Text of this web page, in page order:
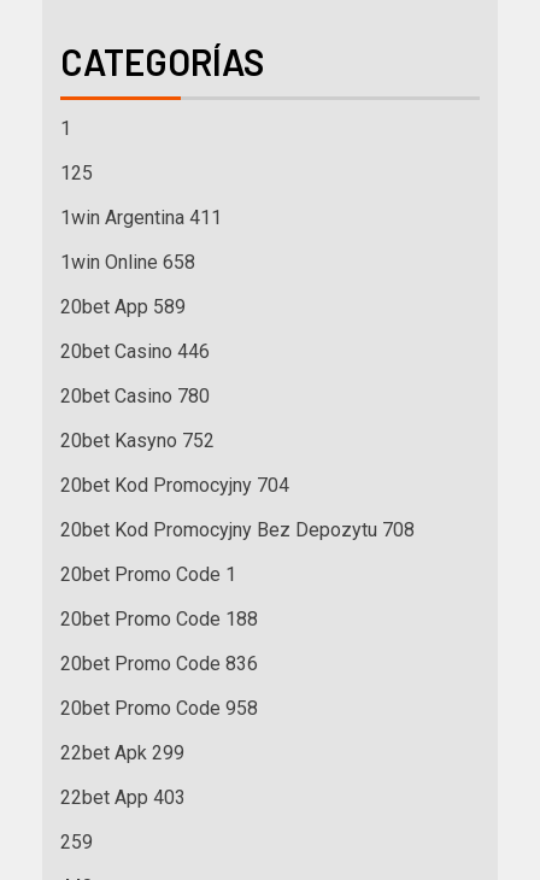
CATEGORÍAS
1
125
1win Argentina 411
1win Online 658
20bet App 589
20bet Casino 446
20bet Casino 780
20bet Kasyno 752
20bet Kod Promocyjny 704
20bet Kod Promocyjny Bez Depozytu 708
20bet Promo Code 1
20bet Promo Code 188
20bet Promo Code 836
20bet Promo Code 958
22bet Apk 299
22bet App 403
259